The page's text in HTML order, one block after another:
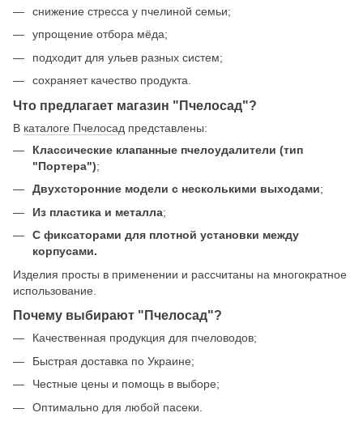
снижение стресса у пчелиной семьи;
упрощение отбора мёда;
подходит для ульев разных систем;
сохраняет качество продукта.
Что предлагает магазин "Пчелосад"?
В каталоге Пчелосад представлены:
Классические клапанные пчелоудалители (тип
"Портера");
Двухсторонние модели с несколькими выходами;
Из пластика и металла;
С фиксаторами для плотной установки между
корпусами.
Изделия просты в применении и рассчитаны на многократное
использование.
Почему выбирают "Пчелосад"?
Качественная продукция для пчеловодов;
Быстрая доставка по Украине;
Честные цены и помощь в выборе;
Оптимально для любой пасеки.